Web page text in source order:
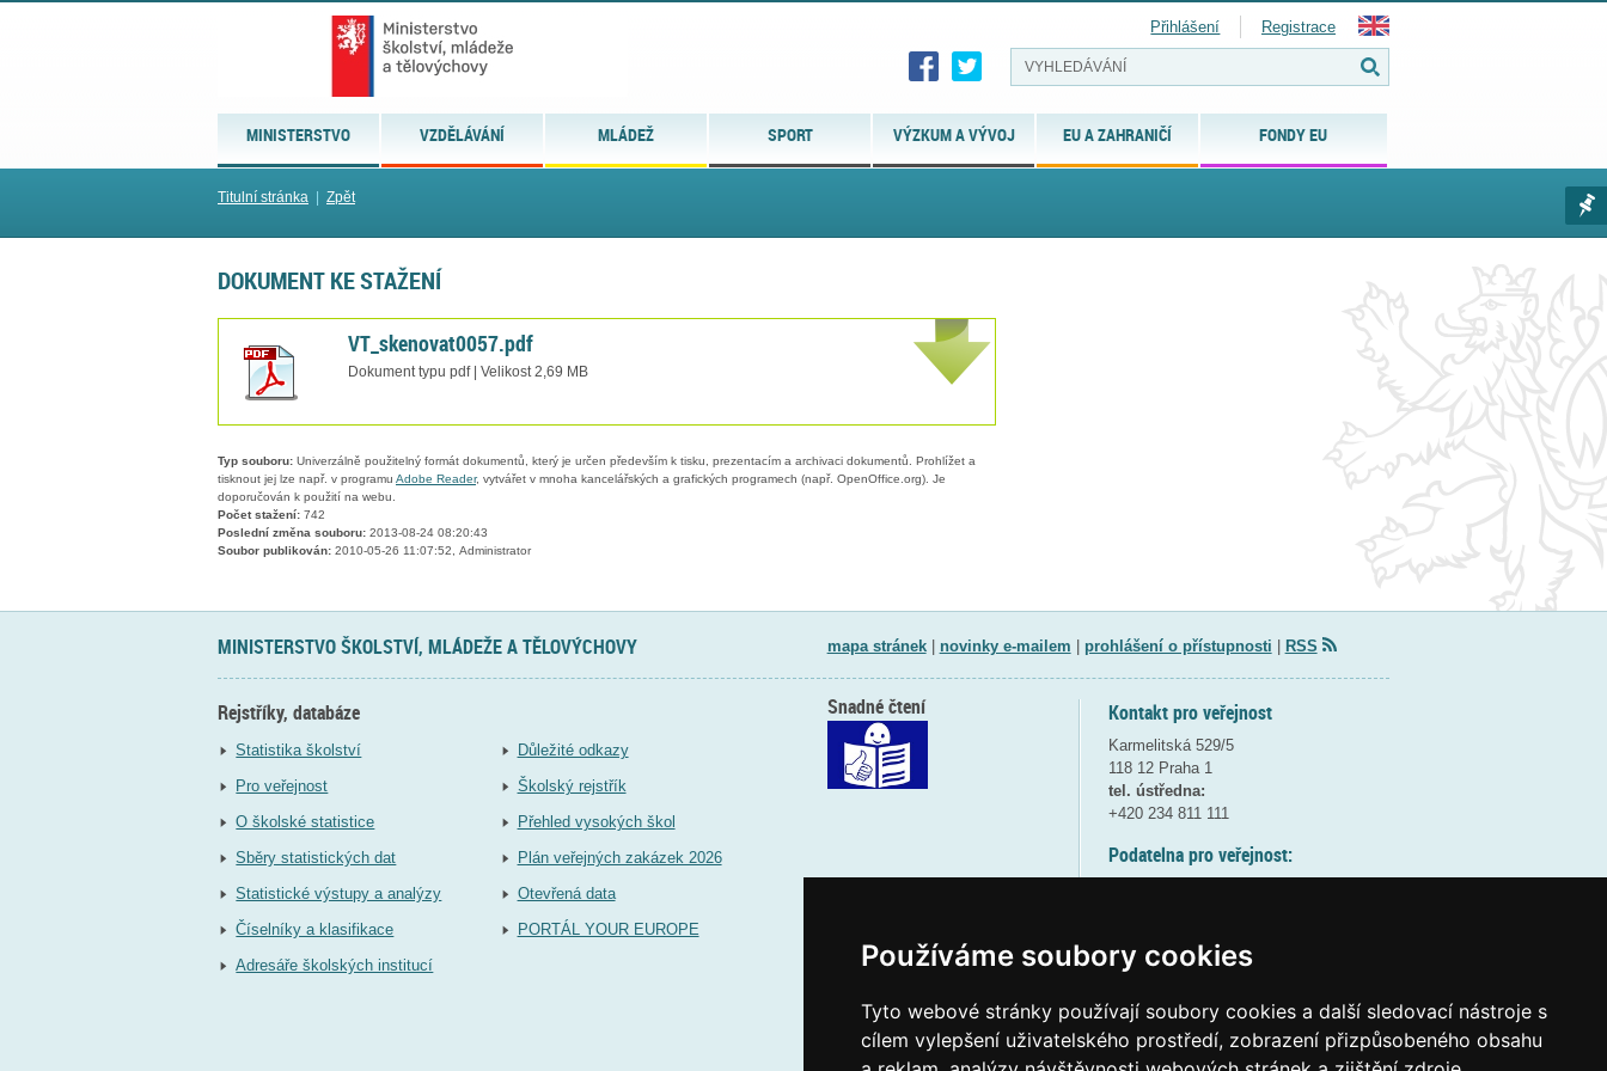
Používáme soubory cookies
Tyto webové stránky používají soubory cookies a další sledovací nástroje s
cílem vylepšení uživatelského prostředí, zobrazení přizpůsobeného obsahu
MINISTERSTVO VZDĚLÁVÁNÍ MLÁDEŽ SPORT VÝZKUM A VÝVOJ EU A ZAHRANIČÍ FONDY EU
Přihlášení Registrace
Titulní stránka Zpět
DOKUMENT KE STAŽENÍ
VT_skenovat0057.pdf
Dokument typu pdf | Velikost 2,69 MB
Typ souboru: Univerzálně použitelný formát dokumentů, který je určen především k tisku, prezentacím a archivaci dokumentů. Prohlížet a
tisknout jej lze např. v programu Adobe Reader, vytvářet v mnoha kancelářských a grafických programech (např. OpenOffice.org). Je
doporučován k použití na webu.
Počet stažení: 742
Poslední změna souboru: 2013-08-24 08:20:43
Soubor publikován: 2010-05-26 11:07:52, Administrator
MINISTERSTVO ŠKOLSTVÍ, MLÁDEŽE A TĚLOVÝCHOVY mapa stránek| novinky e-mailem prohlášení o přístupnosti RSS
Rejstříky, databáze
Statistika školství
Pro veřejnost
O školské statistice
Sběry statistických dat
Statistické výstupy a analýzy
Číselníky a klasifikace
Adresáře školských institucí
Důležité odkazy
Školský rejstřík
Přehled vysokých škol
Plán veřejných zakázek 2026
Otevřená data
PORTÁL YOUR EUROPE
Kontakt pro veřejnost
Karmelitská 529/5
118 12 Praha 1
tel. ústředna:
+420 234 811 111
Podatelna pro veřejnost:
(více informací
Elektronická podatelna:
Snadné čtení